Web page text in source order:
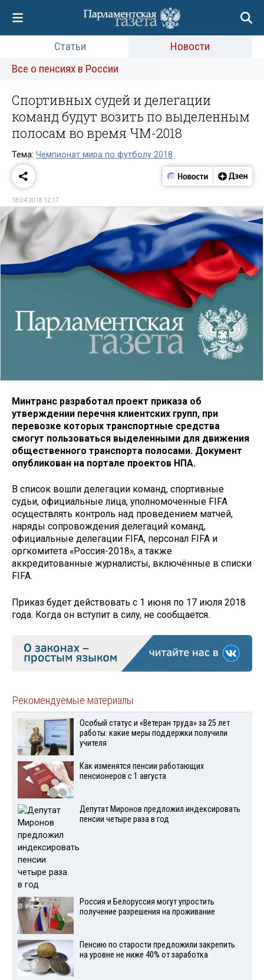
Статьи
Новости
Все о пенсиях в России
Спортивных судей и делегации
команд будут возить по выделенным
полосам во время ЧМ-2018
Тема: Чемпионат мира по футболу 2018
18.04.2018 12:17
Минтранс разработал проект приказа об
утверждении перечня клиентских групп, при
перевозке которых транспортные средства
смогут пользоваться выделенными для движения
общественного транспорта полосами. Документ
опубликован на портале проектов НПА.
В список вошли делегации команд, спортивные
судьи, официальные лица, уполномоченные FIFA
осуществлять контроль над проведением матчей,
наряды сопровождения делегаций команд,
официальные делегации FIFA, персонал FIFA и
оргкомитета «Россия-2018», а также
аккредитованные журналисты, включённые в списки
FIFA.
Приказ будет действовать с 1 июня по 17 июля 2018
года. Когда он вступит в силу, не сообщается.
Рекомендуемые материалы
Особый статус и «Ветеран труда» за 25 лет
работы: какие меры поддержки получили
учителя
Как изменятся пенсии работающих
пенсионеров с 1 августа
Депутат Миронов предложил индексировать
пенсии четыре раза в год
Россия и Белоруссия могут упростить
получение разрешения на проживание
Пенсию по старости предложили закрепить
на уровне не ниже 40% от заработка